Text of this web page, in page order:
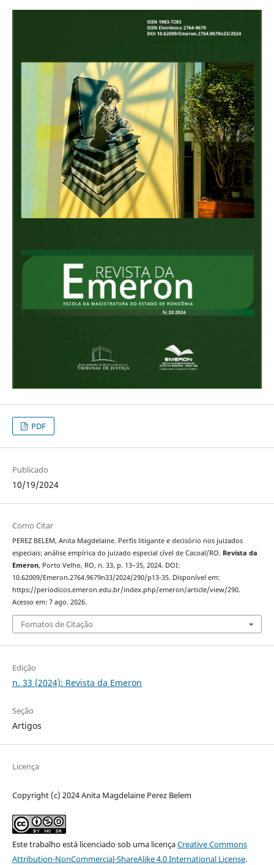
PDF
Publicado
10/19/2024
Como Citar
PEREZ BELEM, Anita Magdelaine. Perfis litigante e decisório nos juizados
especiais: análise empírica do juizado especial cível de Cacoal/RO. Revista da
Emeron, Porto Velho, RO, n. 33, p. 13–35, 2024. DOI:
10.62009/Emeron.2764.9679n33/2024/290/p13-35. Disponível em:
https://periodicos.emeron.edu.br/index.php/emeron/article/view/290.
Acesso em: 7 ago. 2026.
Fomatos de Citação
Edição
n. 33 (2024): Revista da Emeron
Seção
Artigos
Licença
Copyright (c) 2024 Anita Magdelaine Perez Belem
Este trabalho está licenciado sob uma licençaCreative Commons
Attribution-NonCommercial-ShareAlike 4.0 International License.